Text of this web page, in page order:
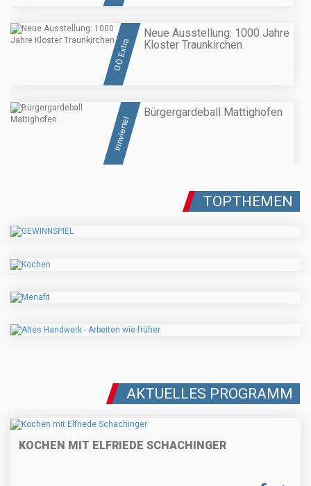
OÖ Extra
Neue Ausstellung: 1000 Jahre
Kloster Traunkirchen
Innviertel
Bürgergardeball Mattighofen
TOPTHEMEN
AKTUELLES PROGRAMM
KOCHEN MIT ELFRIEDE SCHACHINGER